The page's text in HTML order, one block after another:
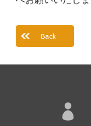
Back